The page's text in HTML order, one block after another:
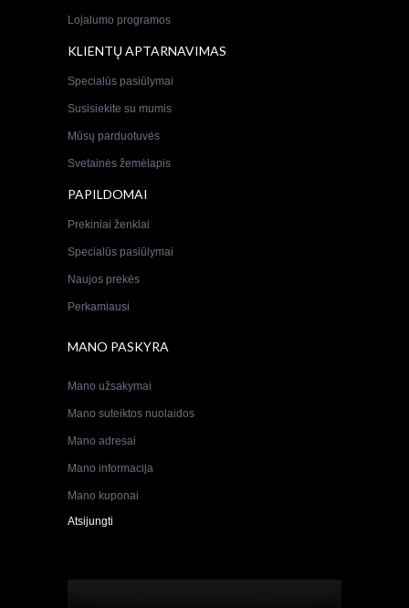
Lojalumo programos
KLIENTŲ APTARNAVIMAS
Specialūs pasiūlymai
Susisiekite su mumis
Mūsų parduotuvės
Svetainės žemėlapis
PAPILDOMAI
Prekiniai ženklai
Specialūs pasiūlymai
Naujos prekės
Perkamiausi
MANO PASKYRA
Mano užsakymai
Mano suteiktos nuolaidos
Mano adresai
Mano informacija
Mano kuponai
Atsijungti